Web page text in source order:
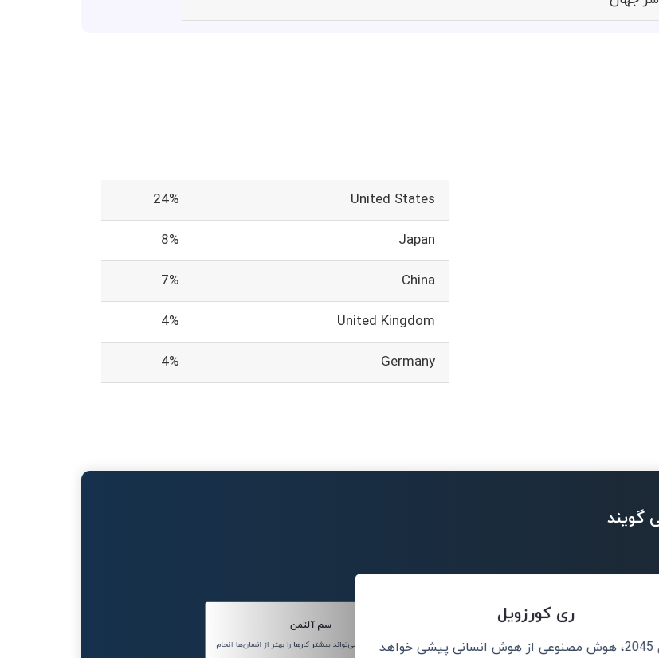
United States
24%
Japan
8%
China
7%
United Kingdom
4%
Germany
4%
گویند
ری کورزویل
تا سال 2045، هوش مصنوعی از هوش انسانی پیشی خواهد
سم آلتمن
هوش مصنوعی می‌تواند بیشتر کارها را بهتر از انسان‌ها انجام